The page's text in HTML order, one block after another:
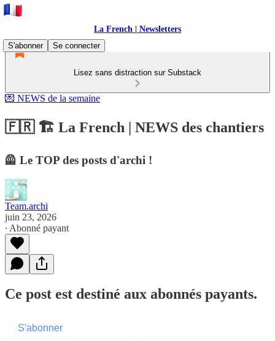
La French | Newsletters
S'abonner
Se connecter
Lisez sans distraction sur Substack
💌 NEWS de la semaine
🇫🇷 🏗️ La French | NEWS des chantiers
🦺 Le TOP des posts d'archi !
Team.archi
juin 23, 2026
∙ Abonné payant
Ce post est destiné aux abonnés payants.
S'abonner